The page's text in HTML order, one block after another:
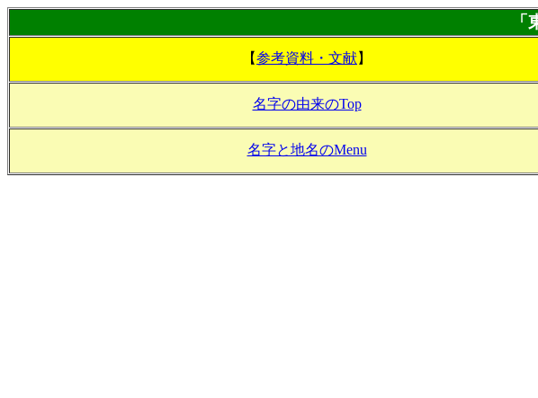
【参考資料・文献】
名字の由来のTop
名字と地名のMenu